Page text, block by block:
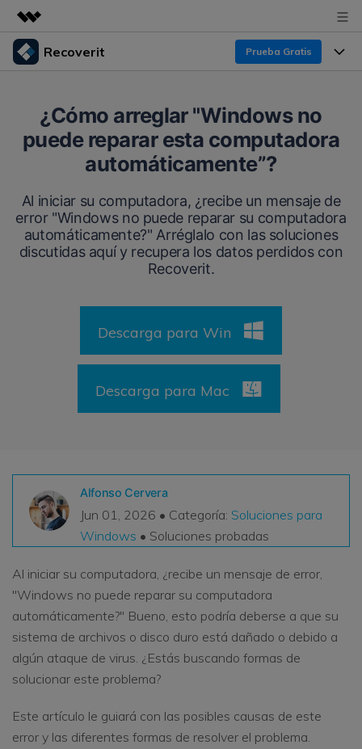
Productos destacados
Utilidades
Empresas
Resumen
Quiénes somos
Sala de prensa
Tienda
Recoverit Prueba Gratis
Recoverit para Windows
Pruébalo Gratis
Repairit - Reparar Datos
UBackit - Respaldar Datos
Funciones
Recuperar Medios Borrados
Soluciones de Recuperación Exclusivas Nuevo
Escenarios de Pérdida de Datos
Recursos
Por qué Recoverit
Temas Destacados
DESCARGAR Sign In
¿Cómo arreglar "Windows no
puede reparar esta computadora
automáticamente”?
Al iniciar su computadora, ¿recibe un mensaje de
error "Windows no puede reparar su computadora
automáticamente?" Arréglalo con las soluciones
discutidas aquí y recupera los datos perdidos con
Recoverit.
Descarga para Win
Descarga para Mac
Alfonso Cervera
Jun 01, 2026 • Categoría: Soluciones para
Windows • Soluciones probadas
Al iniciar su computadora, ¿recibe un mensaje de error,
"Windows no puede reparar su computadora
automáticamente?" Bueno, esto podría deberse a que su
sistema de archivos o disco duro está dañado o debido a
algún ataque de virus. ¿Estás buscando formas de
solucionar este problema?
Este artículo le guiará con las posibles causas de este
error y las diferentes formas de resolver el problema.